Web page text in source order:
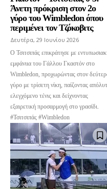
συνδρομητών μας
συζήτησης.
Για να εγγραφείτε, απλά εισάγετε
μας ή πατάτε το κουμπί Εγγραφή.
ασφαλή σε εμάς.
Έχω διαβάσει και αποδέχομαι
Άνετη πρόκριση στον 2ο
γύρο του Wimbledon όπου
περιμένει τον Τζόκοβιτς
Δευτέρα, 29 Ιουνίου 2026
Ο Τσιτσιπάς επικράτησε με
εμφάνιια του Γάλλου Γκαστόν στο
Wimbledon, προχωρώντας στον
γύρο με τρίσετη νίκη, παίζοντας
ελεγχόμενο τένις και δείχνοντας
εξαιρετική προσαρμογή στο γρασίδι.
#Τσιτσιπάς #Wimbledon